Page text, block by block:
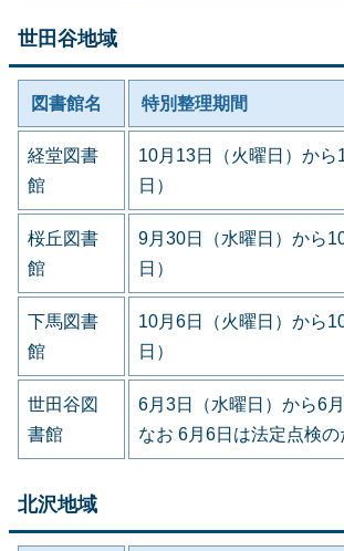
世田谷地域
図書館名 特別整理期間
経堂図書
館
10月13日（火曜日）から
日）
桜丘図書
館
9月30日（水曜日）から
日）
下馬図書
館
10月6日（火曜日）から
日）
世田谷図
書館
6月3日（水曜日）から6
なお 6月6日は法定点検
北沢地域